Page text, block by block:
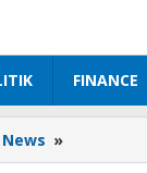
FINANCE
News »
Honda